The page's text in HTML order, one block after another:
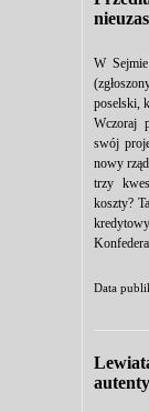
W
poselski,
Wczoraj
swój
nowy
trzy
koszty?
Data